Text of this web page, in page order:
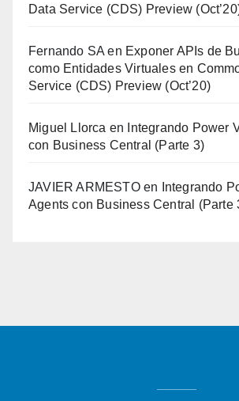
Data Service (CDS) Preview
Fernando SA en Exponer APIs de
como Entidades Virtuales en
Service (CDS) Preview (Oct’20)
Miguel Llorca en
Integrando Power
con Business Central (Parte 3)
JAVIER ARMESTOen
Integrando
Agents con Business Central (Parte